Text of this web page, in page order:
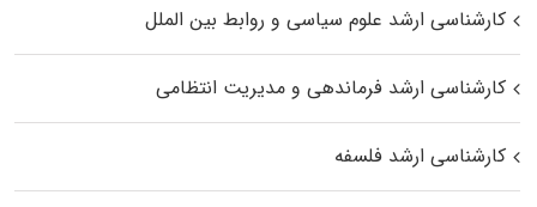
کارشناسی ارشد علوم سیاسی و روابط بین الملل
کارشناسی ارشد فرماندهی و مدیریت انتظامی
کارشناسی ارشد فلسفه